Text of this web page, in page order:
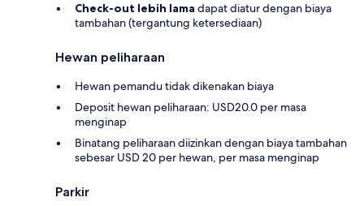
Check-out lebih lama dapat diatur dengan biaya
tambahan (tergantung ketersediaan)
Hewan peliharaan
Hewan pemandu tidak dikenakan biaya
Deposit hewan peliharaan: USD20.0 per masa
menginap
Binatang peliharaan diizinkan dengan biaya tambahan
sebesar USD 20 per hewan, per masa menginap
Parkir